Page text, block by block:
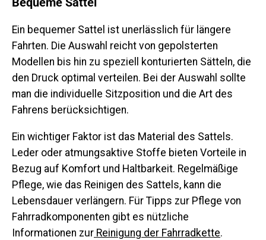
Ein bequemer Sattel ist unerlässlich für längere
Fahrten. Die Auswahl reicht von gepolsterten
Modellen bis hin zu speziell konturierten Sätteln, die
den Druck optimal verteilen. Bei der Auswahl sollte
man die individuelle Sitzposition und die Art des
Fahrens berücksichtigen.
Ein wichtiger Faktor ist das Material des Sattels.
Leder oder atmungsaktive Stoffe bieten Vorteile in
Bezug auf Komfort und Haltbarkeit. Regelmäßige
Pflege, wie das Reinigen des Sattels, kann die
Lebensdauer verlängern. Für Tipps zur Pflege von
Fahrradkomponenten gibt es nützliche
Informationen zur Reinigung der Fahrradkette.